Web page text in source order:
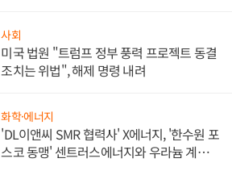
사회
미국 법원 "트럼프 정부 풍력 프로젝트 동결
조치는 위법", 해제 명령 내려
화학·에너지
'DL이앤씨 SMR 협력사' X에너지, '한수원 포
스코 동맹' 센트러스에너지와 우라늄 계약